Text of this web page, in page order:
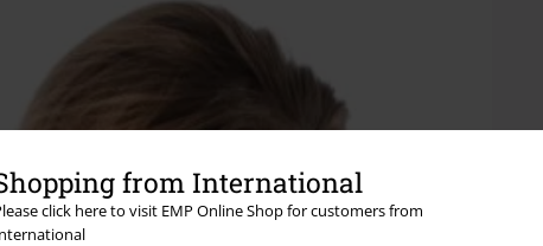
from International
click here to visit EMP Online Shop for customers from